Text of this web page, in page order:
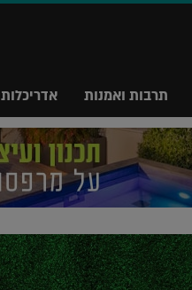
תרבות ואמנות אדריכלות